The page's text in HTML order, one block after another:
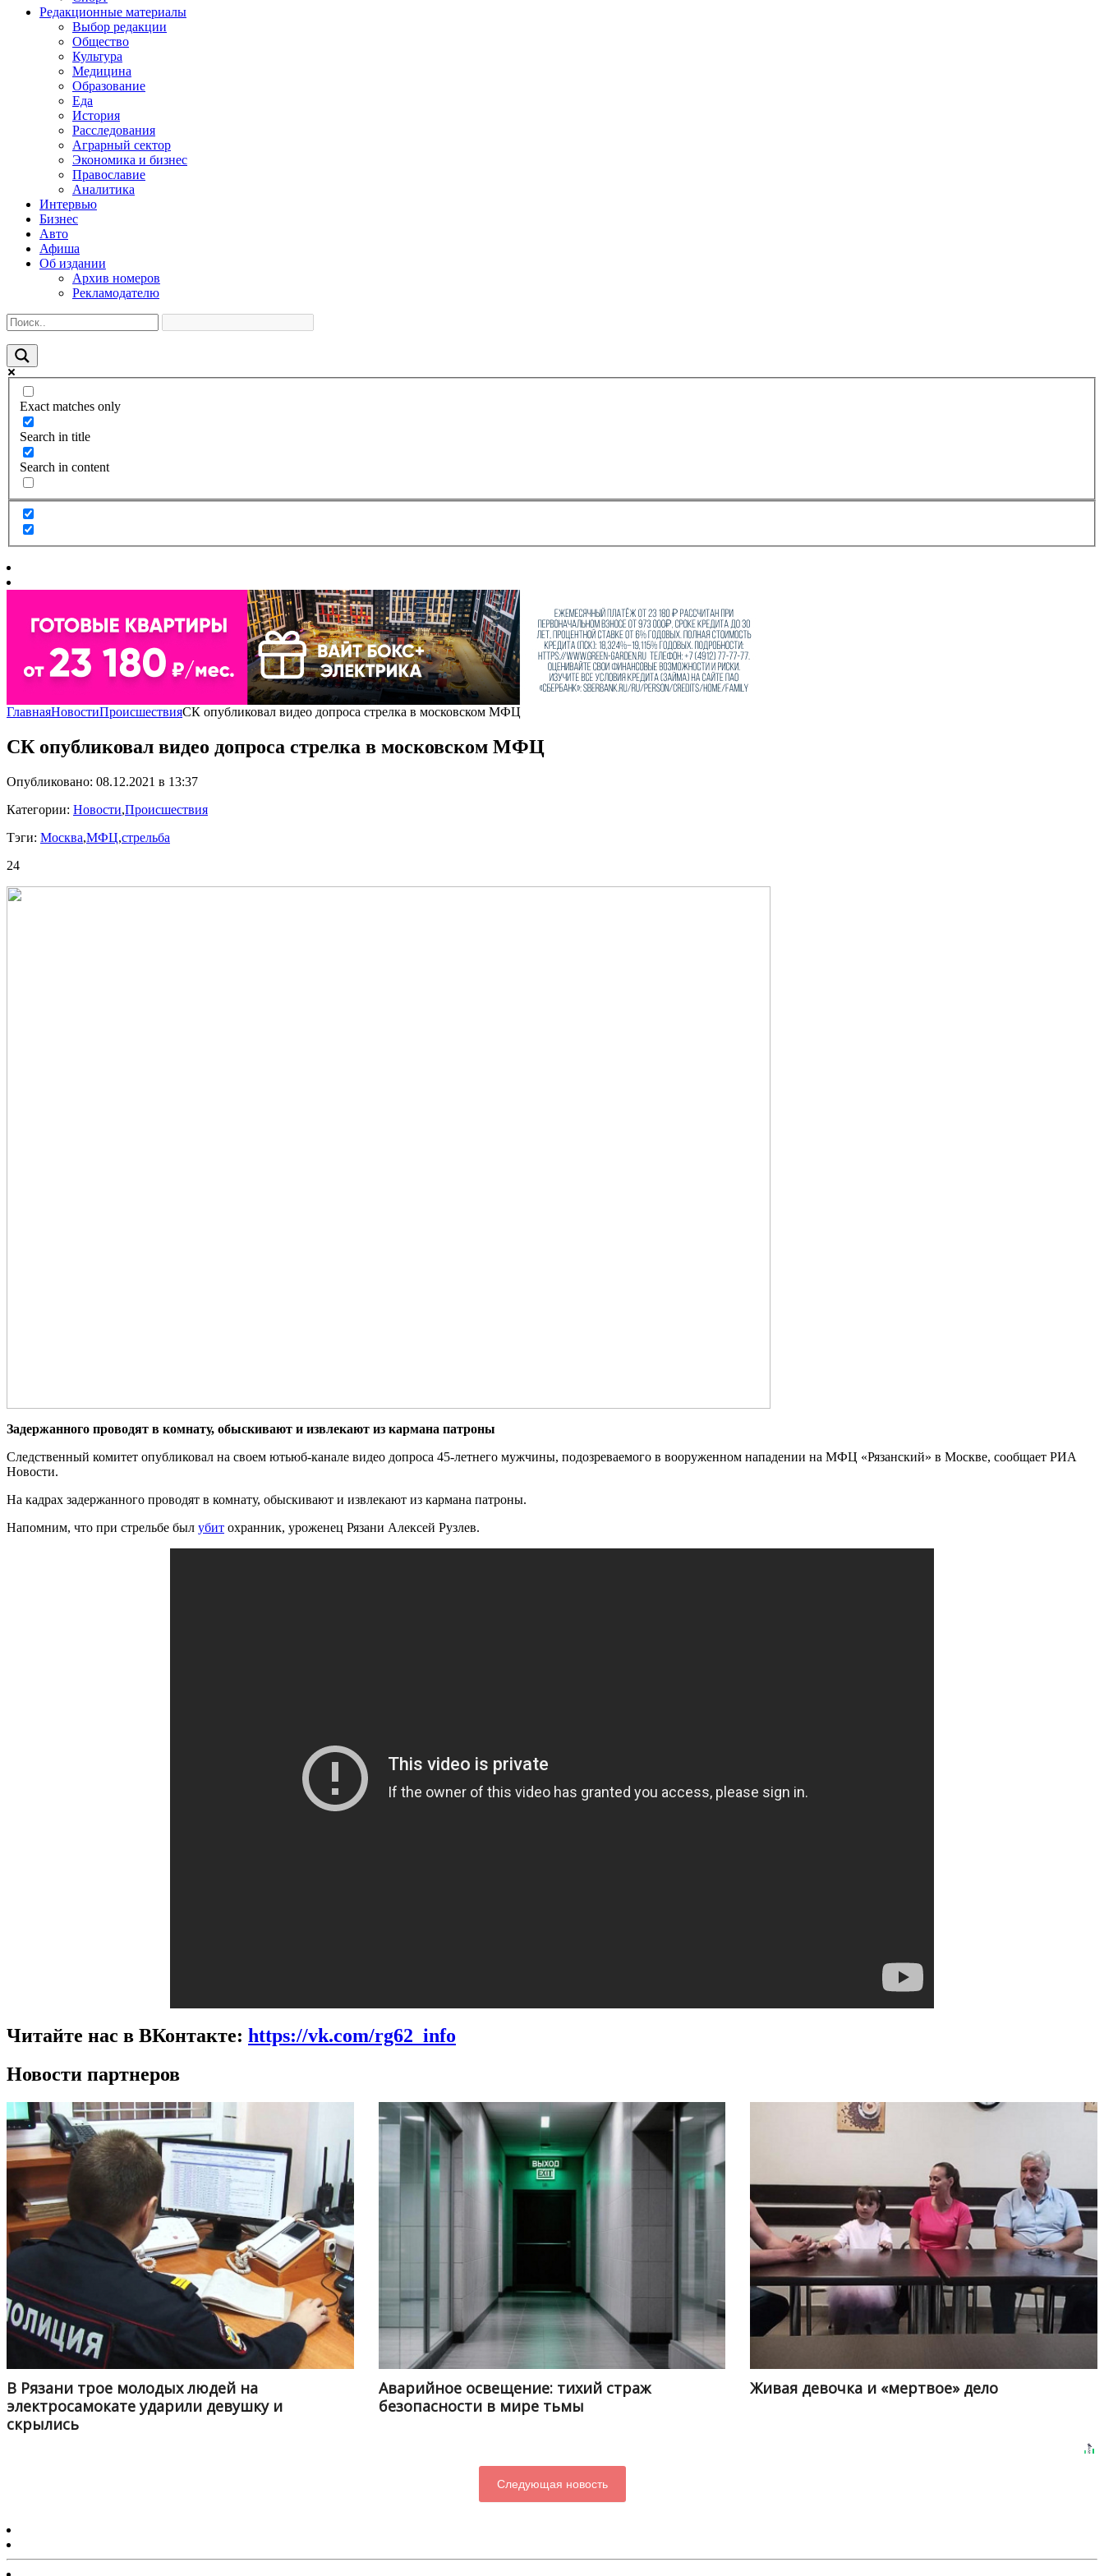
Редакционные материалы
Выбор редакции
Общество
Культура
Медицина
Образование
Еда
История
Расследования
Аграрный сектор
Экономика и бизнес
Православие
Аналитика
Интервью
Бизнес
Авто
Афиша
Об издании
Архив номеров
Рекламодателю
Exact matches only
Search in title
Search in content
ГлавнаяНовостиПроисшествияСК опубликовал видео допроса стрелка в московском МФЦ
СК опубликовал видео допроса стрелка в московском МФЦ
Опубликовано: 08.12.2021 в 13:37
Категории: Новости,Происшествия
Тэги: Москва,МФЦ,стрельба
24
Задержанного проводят в комнату, обыскивают и извлекают из кармана патроны
Следственный комитет опубликовал на своем ютьюб-канале видео допроса 45-летнего мужчины, подозреваемого в вооруженном нападении на МФЦ «Рязанский» в Москве, сообщает РИА
Новости.
На кадрах задержанного проводят в комнату, обыскивают и извлекают из кармана патроны.
Напомним, что при стрельбе был убит охранник, уроженец Рязани Алексей Рузлев.
Читайте нас в ВКонтакте: https://vk.com/rg62_info
Новости партнеров
В Рязани трое молодых людей на
электросамокате ударили девушку и
скрылись
Аварийное освещение: тихий страж
безопасности в мире тьмы
Живая девочка и «мертвое» дело
Следующая новость